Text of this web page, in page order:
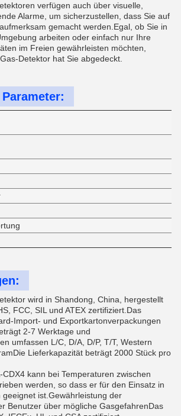
verfügen auch über visuelle,
Alarme, um sicherzustellen, dass Sie auf
gemacht werden.Egal, ob Sie in
arbeiten oder einfach nur Ihre
im Freien gewährleisten möchten,
Detektor hat Sie abgedeckt.
wird in Shandong, China, hergestellt
FCC, SIL und ATEX zertifiziert.Das
Import- und Exportkartonverpackungen
2-7 Werktage und
umfassen L/C, D/A, D/P, T/T, Western
Lieferkapazität beträgt 2000 Stück pro
CDX4 kann bei Temperaturen zwischen
werden, so dass er für den Einsatz in
ist.Gewährleistung der
Benutzer über mögliche GasgefahrenDas